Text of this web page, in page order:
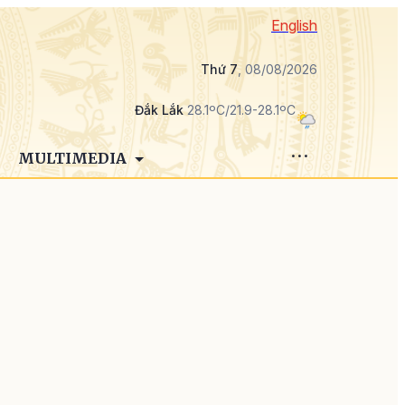
English
Thứ 7, 08/08/2026
Đắk Lắk28.1ºC/21.9-28.1ºC
MULTIMEDIA